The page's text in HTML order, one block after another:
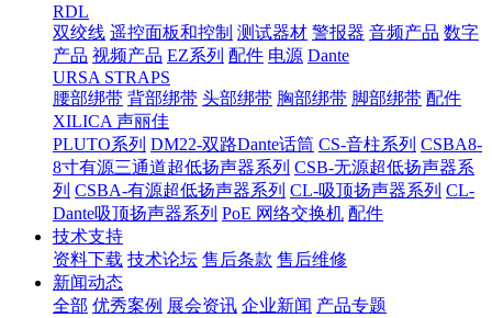
RDL
双绞线 遥控面板和控制 测试器材 警报器 音频产品 数字
产品 视频产品 EZ系列 配件 电源 Dante
URSA STRAPS
腰部绑带 背部绑带 头部绑带 胸部绑带 脚部绑带 配件
XILICA 声丽佳
PLUTO系列 DM22-双路Dante话筒 CS-音柱系列 CSBA8-
8寸有源三通道超低扬声器系列 CSB-无源超低扬声器系
列 CSBA-有源超低扬声器系列 CL-吸顶扬声器系列 CL-
Dante吸顶扬声器系列 PoE 网络交换机 配件
技术支持
资料下载 技术论坛 售后条款 售后维修
新闻动态
全部 优秀案例 展会资讯 企业新闻 产品专题